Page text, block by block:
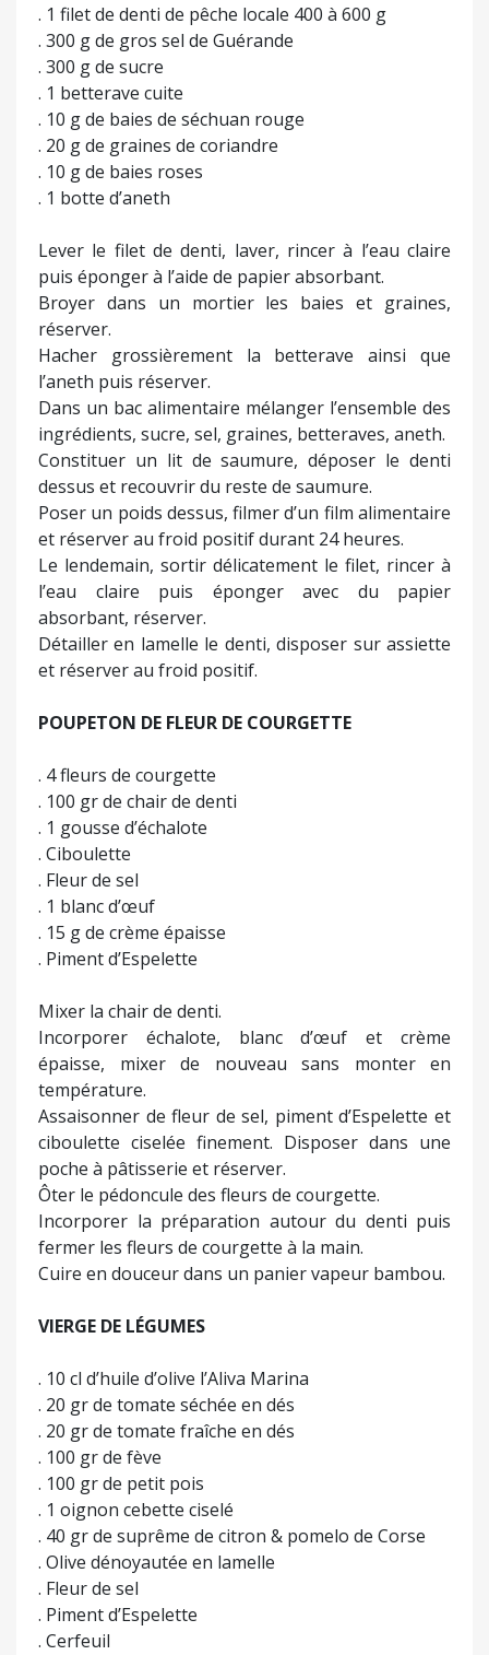
. 1 filet de denti de pêche locale 400 à 600 g
. 300 g de gros sel de Guérande
. 300 g de sucre
. 1 betterave cuite
. 10 g de baies de séchuan rouge
. 20 g de graines de coriandre
. 10 g de baies roses
. 1 botte d’aneth
Lever le filet de denti, laver, rincer à l’eau claire
puis éponger à l’aide de papier absorbant.
Broyer dans un mortier les baies et graines,
réserver.
Hacher grossièrement la betterave ainsi que
l’aneth puis réserver.
Dans un bac alimentaire mélanger l’ensemble des
ingrédients, sucre, sel, graines, betteraves, aneth.
Constituer un lit de saumure, déposer le denti
dessus et recouvrir du reste de saumure.
Poser un poids dessus, filmer d’un film alimentaire
et réserver au froid positif durant 24 heures.
Le lendemain, sortir délicatement le filet, rincer à
l’eau claire puis éponger avec du papier
absorbant, réserver.
Détailler en lamelle le denti, disposer sur assiette
et réserver au froid positif.
POUPETON DE FLEUR DE COURGETTE
. 4 fleurs de courgette
. 100 gr de chair de denti
. 1 gousse d’échalote
. Ciboulette
. Fleur de sel
. 1 blanc d’œuf
. 15 g de crème épaisse
. Piment d’Espelette
Mixer la chair de denti.
Incorporer échalote, blanc d’œuf et crème
épaisse, mixer de nouveau sans monter en
température.
Assaisonner de fleur de sel, piment d’Espelette et
ciboulette ciselée finement. Disposer dans une
poche à pâtisserie et réserver.
Ôter le pédoncule des fleurs de courgette.
Incorporer la préparation autour du denti puis
fermer les fleurs de courgette à la main.
Cuire en douceur dans un panier vapeur bambou.
VIERGE DE LÉGUMES
. 10 cl d’huile d’olive l’Aliva Marina
. 20 gr de tomate séchée en dés
. 20 gr de tomate fraîche en dés
. 100 gr de fève
. 100 gr de petit pois
. 1 oignon cebette ciselé
. 40 gr de suprême de citron & pomelo de Corse
. Olive dénoyautée en lamelle
. Fleur de sel
. Piment d’Espelette
. Cerfeuil